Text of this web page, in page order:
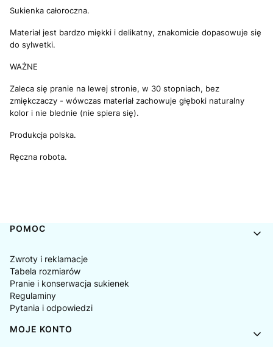
Sukienka całoroczna.
Materiał jest bardzo miękki i delikatny, znakomicie dopasowuje się
do sylwetki.
WAŻNE
Zaleca się pranie na lewej stronie, w 30 stopniach, bez
zmiękczaczy - wówczas materiał zachowuje głęboki naturalny
kolor i nie blednie (nie spiera się).
Produkcja polska.
Ręczna robota.
Linki w stopce
POMOC
Zwroty i reklamacje
Tabela rozmiarów
Pranie i konserwacja sukienek
Regulaminy
Pytania i odpowiedzi
MOJE KONTO